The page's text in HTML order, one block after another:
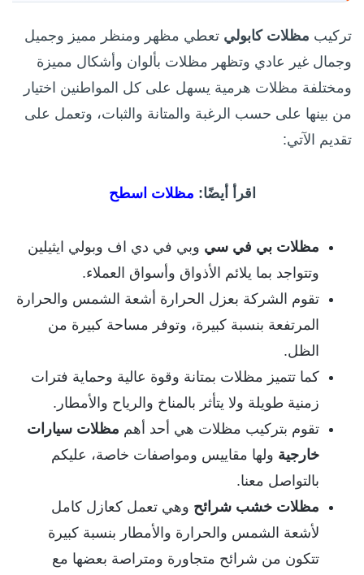
تركيب مظلات كابولي تعطي مظهر ومنظر مميز وجميل
وجمال غير عادي وتظهر مظلات بألوان وأشكال مميزة
ومختلفة مظلات هرمية يسهل على كل المواطنين اختيار
من بينها على حسب الرغبة والمتانة والثبات، وتعمل على
تقديم الآتي:
اقرأ أيضًا: مظلات اسطح
مظلات بي في سي وبي في دي اف وبولي ايثيلين
وتتواجد بما يلائم الأذواق وأسواق العملاء.
تقوم الشركة بعزل الحرارة أشعة الشمس والحرارة
المرتفعة بنسبة كبيرة، وتوفر مساحة كبيرة من
الظل.
كما تتميز مظلات بمتانة وقوة عالية وحماية فترات
زمنية طويلة ولا يتأثر بالمناخ والرياح والأمطار.
تقوم بتركيب مظلات هي أحد أهم مظلات سيارات
خارجية ولها مقاييس ومواصفات خاصة، عليكم
بالتواصل معنا.
مظلات خشب شرائح وهي تعمل كعازل كامل
لأشعة الشمس والحرارة والأمطار بنسبة كبيرة
تتكون من شرائح متجاورة ومتراصة بعضها مع